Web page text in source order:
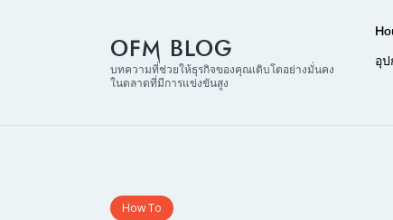
OFM BLOG
บทความที่ช่วยให้ธุรกิจของคุณเติบโตอย่างมั่นคง
ในตลาดที่มีการแข่งขันสูง
อุ
How To